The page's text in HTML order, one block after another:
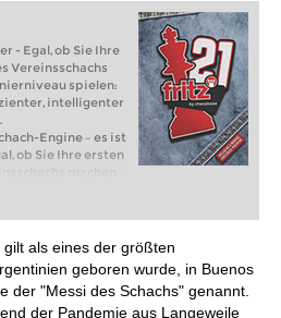
- Egal, ob Sie Ihre
Vereinsschachs
spielen:
intelligenter
Engine – es ist
ob Sie Ihre ersten
machen
spielen: Mit
intelligenter und
als eines der größten
geboren wurde, in Buenos
der "Messi des Schachs" genannt.
der Pandemie aus Langeweile